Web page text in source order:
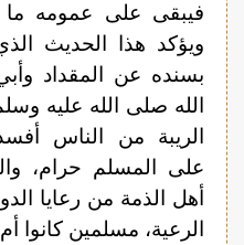
فيبقى على عمومه ما
ويؤكد هذا الحديث
بسنده عن المقداد
الله صلى الله عليه
الريبة من الناس
على المسلم حرام،
أهل الذمة من رعايا
الرعية، مسلمين كانوا